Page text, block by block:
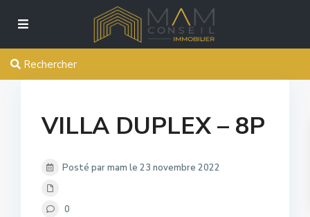
Rechercher
VILLA DUPLEX – 8P
Posté par mam le 23 novembre 2022
0